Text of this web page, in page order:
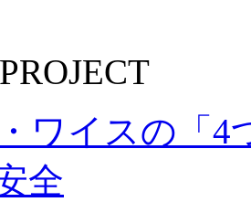
ワイスの「4
全